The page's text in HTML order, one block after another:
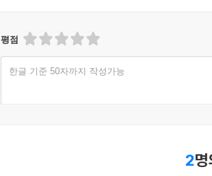
평점
한글 기준 50자까지 작성가능
2